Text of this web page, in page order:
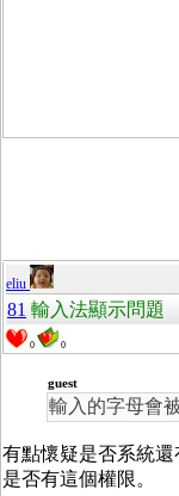
eliu
81 輸入法顯示問題
0 0
guest
輸入的字母會
有點懷疑是否系統
是否有這個權限。